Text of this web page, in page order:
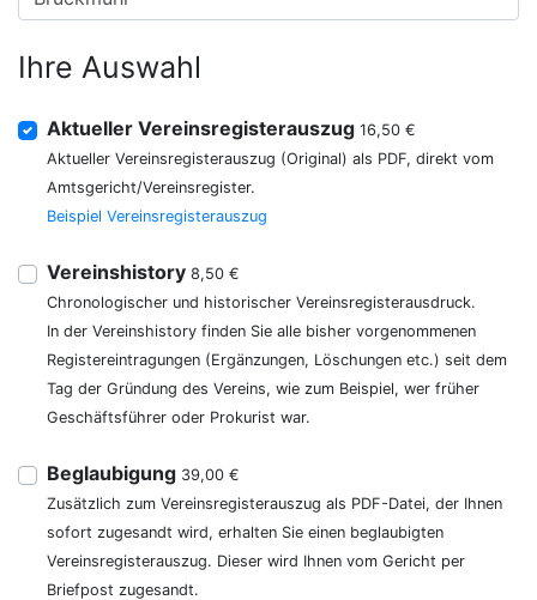
Ihre Auswahl
Aktueller Vereinsregisterauszug 16,50 €
Aktueller Vereinsregisterauszug (Original) als PDF, direkt vom
Amtsgericht/Vereinsregister.
Beispiel Vereinsregisterauszug
Vereinshistory 8,50 €
Chronologischer und historischer Vereinsregisterausdruck.
In der Vereinshistory finden Sie alle bisher vorgenommenen
Registereintragungen (Ergänzungen, Löschungen etc.) seit dem
Tag der Gründung des Vereins, wie zum Beispiel, wer früher
Geschäftsführer oder Prokurist war.
Beglaubigung 39,00 €
Zusätzlich zum Vereinsregisterauszug als PDF-Datei, der Ihnen
sofort zugesandt wird, erhalten Sie einen beglaubigten
Vereinsregisterauszug. Dieser wird Ihnen vom Gericht per
Briefpost zugesandt.